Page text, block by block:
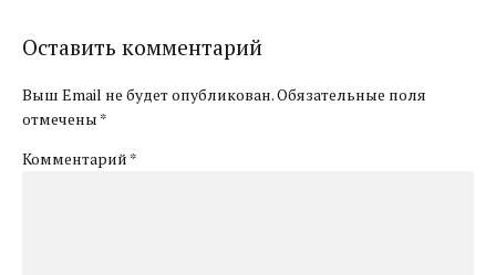
Оставить комментарий
Выш Email не будет опубликован. Обязательные поля
отмечены *
Комментарий *